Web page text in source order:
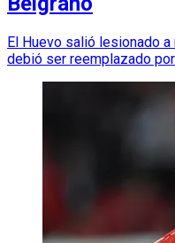
El Huevo salió lesionado
debió ser reemplazado